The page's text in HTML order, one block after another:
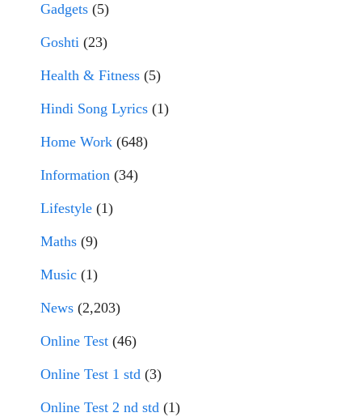
Gadgets (5)
Goshti (23)
Health & Fitness (5)
Hindi Song Lyrics (1)
Home Work (648)
Information (34)
Lifestyle (1)
Maths (9)
Music (1)
News (2,203)
Online Test (46)
Online Test 1 std (3)
Online Test 2 nd std (1)